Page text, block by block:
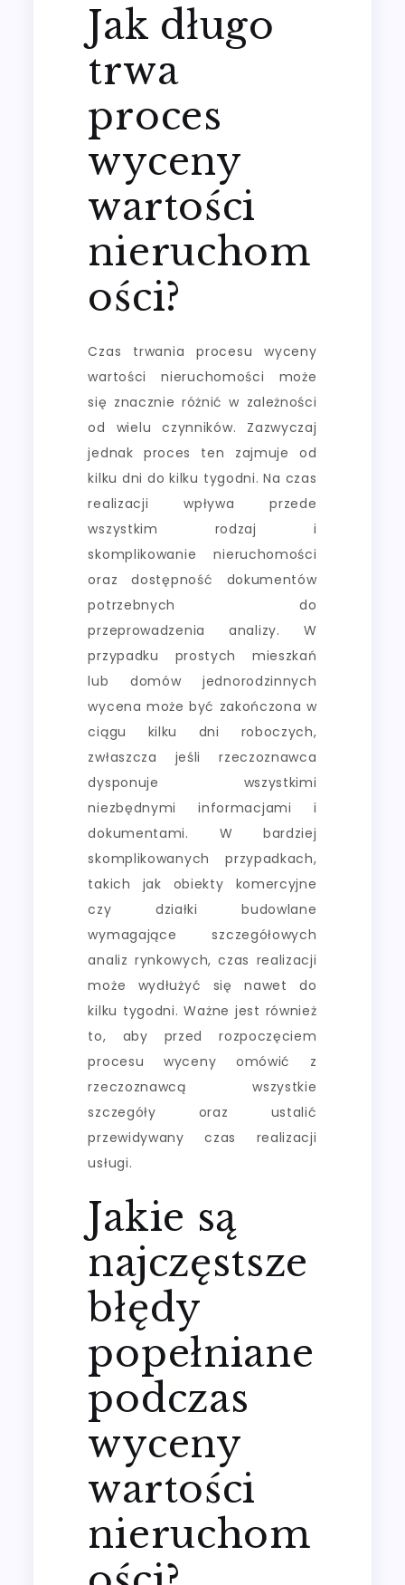
Jak długo
trwa
proces
wyceny
wartości
nieruchom
ości?
Czas trwania procesu wyceny
wartości nieruchomości może
się znacznie różnić w zależności
od wielu czynników. Zazwyczaj
jednak proces ten zajmuje od
kilku dni do kilku tygodni. Na czas
realizacji wpływa przede
wszystkim rodzaj i
skomplikowanie nieruchomości
oraz dostępność dokumentów
potrzebnych do
przeprowadzenia analizy. W
przypadku prostych mieszkań
lub domów jednorodzinnych
wycena może być zakończona w
ciągu kilku dni roboczych,
zwłaszcza jeśli rzeczoznawca
dysponuje wszystkimi
niezbędnymi informacjami i
dokumentami. W bardziej
skomplikowanych przypadkach,
takich jak obiekty komercyjne
czy działki budowlane
wymagające szczegółowych
analiz rynkowych, czas realizacji
może wydłużyć się nawet do
kilku tygodni. Ważne jest również
to, aby przed rozpoczęciem
procesu wyceny omówić z
rzeczoznawcą wszystkie
szczegóły oraz ustalić
przewidywany czas realizacji
usługi.
Jakie są
najczęstsze
błędy
popełniane
podczas
wyceny
wartości
nieruchom